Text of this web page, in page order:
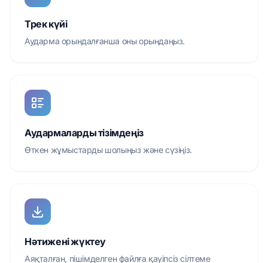
Трек күйі
Аударма орындалғанша оны орындаңыз.
Аудармаларды тізімдеңіз
Өткен жұмыстарды шолыңыз және сүзіңіз.
Нәтижені жүктеу
Аяқталған, пішімделген файлға қауіпсіз сілтеме